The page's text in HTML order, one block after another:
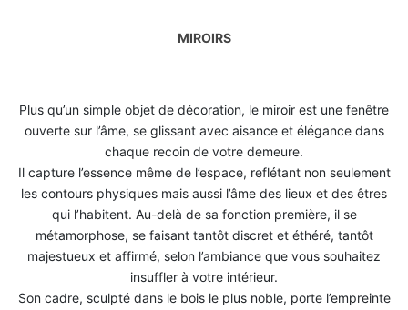
MIROIRS
Plus qu’un simple objet de décoration, le miroir est une fenêtre
ouverte sur l’âme, se glissant avec aisance et élégance dans
chaque recoin de votre demeure.
Il capture l’essence même de l’espace, reflétant non seulement
les contours physiques mais aussi l’âme des lieux et des êtres
qui l’habitent. Au-delà de sa fonction première, il se
métamorphose, se faisant tantôt discret et éthéré, tantôt
majestueux et affirmé, selon l’ambiance que vous souhaitez
insuffler à votre intérieur.
Son cadre, sculpté dans le bois le plus noble, porte l’empreinte